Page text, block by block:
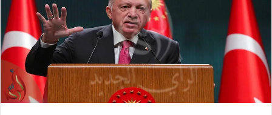
ك